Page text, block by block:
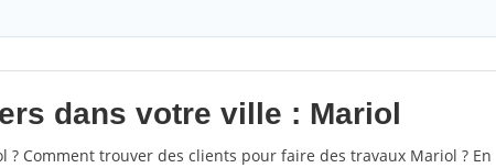
dans votre ville : Mariol
Comment trouver des clients pour faire des travaux Mariol ? En